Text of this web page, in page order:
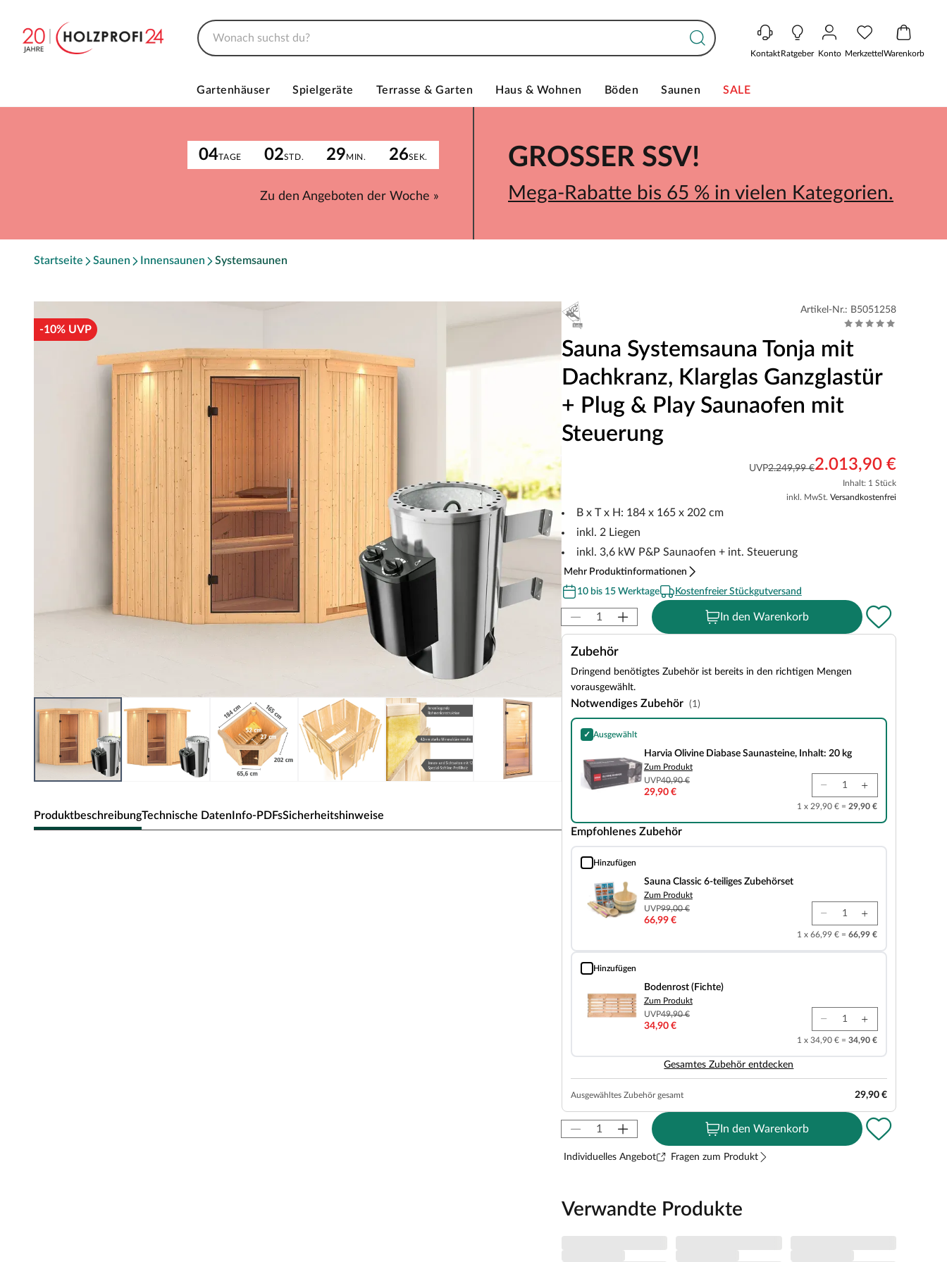
KontaktRatgeber Konto MerkzettelWarenkorb
Gartenhäuser Spielgeräte Terrasse & Garten Haus & Wohnen Böden Saunen SALE
04TAGE 02STD. 29MIN. 26SEK.
Zu den Angeboten der Woche »
GROSSER SSV!
Mega-Rabatte bis 65 % in vielen Kategorien.
Startseite Saunen Innensaunen Systemsaunen
-10% UVP
ProduktbeschreibungTechnische DatenInfo-PDFsSicherheitshinweise
Artikel-Nr.: B5051258
Sauna Systemsauna Tonja mit
Dachkranz, Klarglas Ganzglastür
+ Plug & Play Saunaofen mit
Steuerung
UVP2.249,99 €2.013,90 €
Inhalt: 1 Stück
inkl. MwSt. Versandkostenfrei
B x T x H: 184 x 165 x 202 cm
inkl. 2 Liegen
inkl. 3,6 kW P&P Saunaofen + int. Steuerung
Mehr Produktinformationen
10 bis 15 Werktage
Kostenfreier Stückgutversand
In den Warenkorb
Zubehör
Dringend benötigtes Zubehör ist bereits in den richtigen Mengen
vorausgewählt.
Notwendiges Zubehör (1)
✓ Ausgewählt
Harvia Olivine Diabase Saunasteine, Inhalt: 20 kg
Harvia Olivine Diabase Saunasteine, Inhalt: 20 kg
Zum Produkt
UVP40,90 €
29,90 €
1 x 29,90 € = 29,90 €
Empfohlenes Zubehör
Hinzufügen
Sauna Classic 6-teiliges Zubehörset
Sauna Classic 6-teiliges Zubehörset
Zum Produkt
UVP99,00 €
66,99 €
1 x 66,99 € = 66,99 €
Hinzufügen
Bodenrost (Fichte)
Bodenrost (Fichte)
Zum Produkt
UVP49,90 €
34,90 €
1 x 34,90 € = 34,90 €
Gesamtes Zubehör entdecken
Ausgewähltes Zubehör gesamt 29,90 €
In den Warenkorb
Individuelles Angebot Fragen zum Produkt
Verwandte Produkte